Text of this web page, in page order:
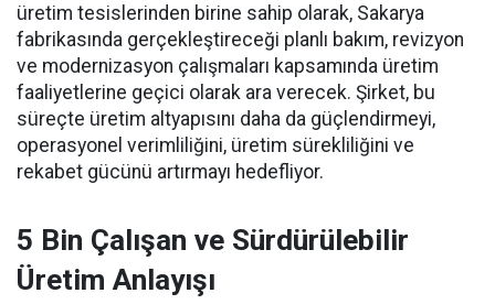
üretim tesislerinden birine sahip olarak, Sakarya
fabrikasında gerçekleştireceği planlı bakım, revizyon
ve modernizasyon çalışmaları kapsamında üretim
faaliyetlerine geçici olarak ara verecek. Şirket, bu
süreçte üretim altyapısını daha da güçlendirmeyi,
operasyonel verimliliğini, üretim sürekliliğini ve
rekabet gücünü artırmayı hedefliyor.
5 Bin Çalışan ve Sürdürülebilir
Üretim Anlayışı